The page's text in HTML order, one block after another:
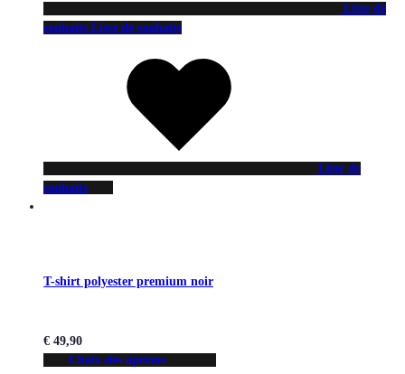
Liste de
souhaits Liste de souhaits
Liste de
souhaits
T-shirt polyester premium noir
€ 49,90
Choix des options